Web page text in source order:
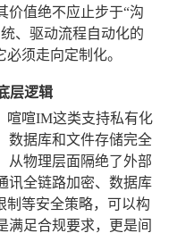
价值绝不应止步于“沟
、驱动流程自动化的
须走向定制化。
层逻辑
喧喧IM这类支持私有化
数据库和文件存储完全
从物理层面隔绝了外部
讯全链路加密、数据库
制等安全策略，可以构
满足合规要求，更是间